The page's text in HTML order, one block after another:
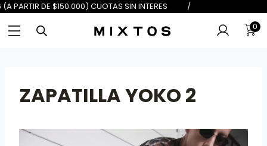
$100.000) 6 (A PARTIR DE
0
ZAPATILLA YOKO 2